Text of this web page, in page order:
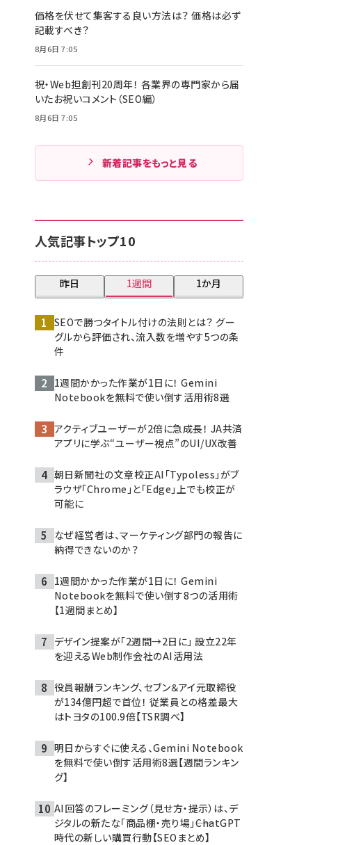
価格を伏せて集客する良い方法は？ 価格は必ず
記載すべき？
8月6日 7:05
祝・Web担創刊20周年！ 各業界の専門家から届
いたお祝いコメント（SEO編）
8月6日 7:05
新着記事をもっと見る
人気記事トップ10
昨日 1週間 1か月
SEOで勝つタイトル付けの法則とは？ グー
グルから評価され、流入数を増やす5つの条
件
1週間かかった作業が1日に！ Gemini
Notebookを無料で使い倒す活用術8選
アクティブユーザーが2倍に急成長！ JA共済
アプリに学ぶ“ユーザー視点”のUI/UX改善
朝日新聞社の文章校正AI「Typoless」がブ
ラウザ「Chrome」と「Edge」上でも校正が
可能に
なぜ経営者は、マーケティング部門の報告に
納得できないのか？
1週間かかった作業が1日に！ Gemini
Notebookを無料で使い倒す8つの活用術
【1週間まとめ】
デザイン提案が「2週間→2日に」 設立22年
を迎えるWeb制作会社のAI活用法
役員報酬ランキング、セブン＆アイ元取締役
が134億円超で首位！ 従業員との格差最大
はトヨタの100.9倍【TSR調べ】
明日からすぐに使える、Gemini Notebook
を無料で使い倒す活用術8選【週間ランキン
グ】
AI回答のフレーミング（見せ方・提示）は、デ
ジタルの新たな「商品棚・売り場」――ChatGPT
時代の新しい購買行動【SEOまとめ】